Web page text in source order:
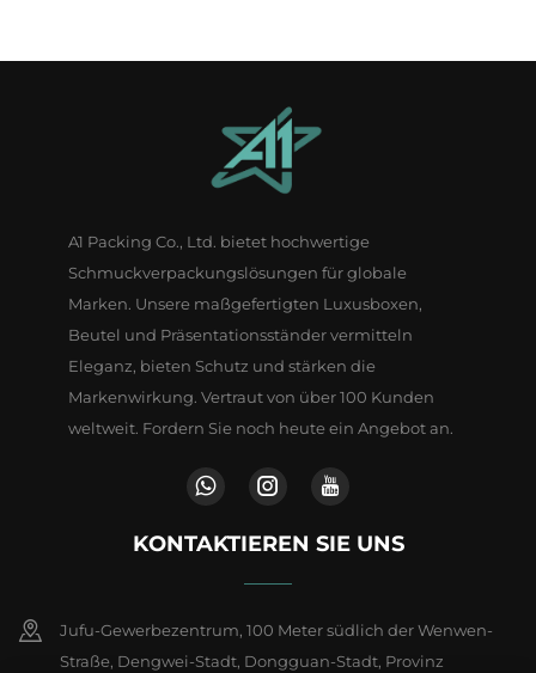
A1 Packing Co., Ltd. bietet hochwertige
Schmuckverpackungslösungen für globale
Marken. Unsere maßgefertigten Luxusboxen,
Beutel und Präsentationsständer vermitteln
Eleganz, bieten Schutz und stärken die
Markenwirkung. Vertraut von über 100 Kunden
weltweit. Fordern Sie noch heute ein Angebot an.
KONTAKTIEREN SIE UNS
Jufu-Gewerbezentrum, 100 Meter südlich der Wenwen-
Straße, Dengwei-Stadt, Dongguan-Stadt, Provinz